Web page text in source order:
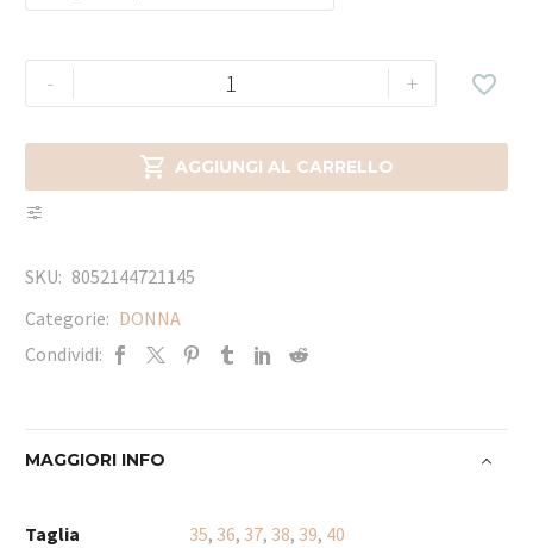
- +
 AGGIUNGI AL CARRELLO

SKU: 8052144721145
Categorie: DONNA
Condividi:
MAGGIORI INFO
Taglia 35, 36, 37, 38, 39, 40